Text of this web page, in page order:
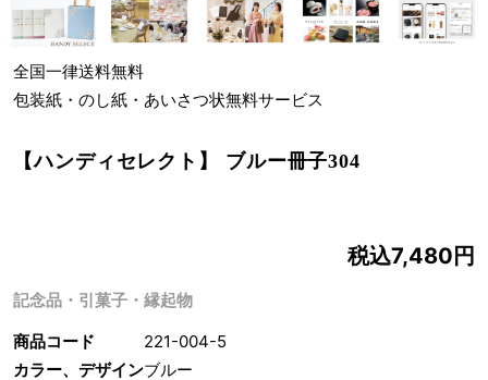
全国一律送料無料
包装紙・のし紙・あいさつ状無料サービス
【ハンディセレクト】 ブルー冊子304
記念品・引菓子・縁起物
税込7,480円
商品コード
221-004-5
カラー、デザインブルー